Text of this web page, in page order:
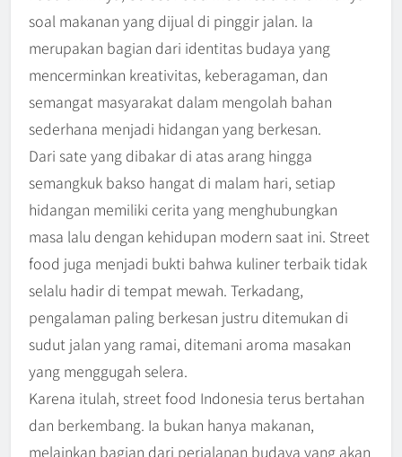
soal makanan yang dijual di pinggir jalan. Ia
merupakan bagian dari identitas budaya yang
mencerminkan kreativitas, keberagaman, dan
semangat masyarakat dalam mengolah bahan
sederhana menjadi hidangan yang berkesan.
Dari sate yang dibakar di atas arang hingga
semangkuk bakso hangat di malam hari, setiap
hidangan memiliki cerita yang menghubungkan
masa lalu dengan kehidupan modern saat ini. Street
food juga menjadi bukti bahwa kuliner terbaik tidak
selalu hadir di tempat mewah. Terkadang,
pengalaman paling berkesan justru ditemukan di
sudut jalan yang ramai, ditemani aroma masakan
yang menggugah selera.
Karena itulah, street food Indonesia terus bertahan
dan berkembang. Ia bukan hanya makanan,
melainkan bagian dari perjalanan budaya yang akan